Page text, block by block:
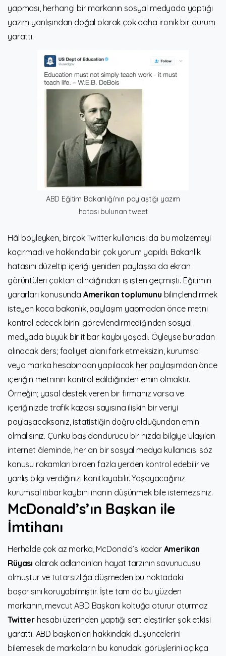
yapması, herhangi bir markanın sosyal medyada yaptığı
yazım yanlışından doğal olarak çok daha ironik bir durum
yarattı.
ABD Eğitim Bakanlığı’nın paylaştığı yazım
hatası bulunan tweet
Hâl böyleyken, birçok Twitter kullanıcısı da bu malzemeyi
kaçırmadı ve hakkında bir çok yorum yapıldı. Bakanlık
hatasını düzeltip içeriği yeniden paylaşsa da ekran
görüntüleri çoktan alındığından iş işten geçmişti. Eğitimin
yararları konusunda Amerikan toplumunu bilinçlendirmek
isteyen koca bakanlık, paylaşım yapmadan önce metni
kontrol edecek birini görevlendirmediğinden sosyal
medyada büyük bir itibar kaybı yaşadı. Öyleyse buradan
alınacak ders; faaliyet alanı fark etmeksizin, kurumsal
veya marka hesabından yapılacak her paylaşımdan önce
içeriğin metninin kontrol edildiğinden emin olmaktır.
Örneğin; yasal destek veren bir firmanız varsa ve
içeriğinizde trafik kazası sayısına ilişkin bir veriyi
paylaşacaksanız, istatistiğin doğru olduğundan emin
olmalısınız. Çünkü baş döndürücü bir hızda bilgiye ulaşılan
internet âleminde, her an bir sosyal medya kullanıcısı söz
konusu rakamları birden fazla yerden kontrol edebilir ve
yanlış bilgi verdiğinizi kanıtlayabilir. Yaşayacağınız
kurumsal itibar kaybını inanın düşünmek bile istemezsiniz.
McDonald’s’ın Başkan ile
İmtihanı
Herhalde çok az marka, McDonald’s kadar Amerikan
Rüyası olarak adlandırılan hayat tarzının savunucusu
olmuştur ve tutarsızlığa düşmeden bu noktadaki
başarısını koruyabilmiştir. İşte tam da bu yüzden
markanın, mevcut ABD Başkanı koltuğa oturur oturmaz
Twitterhesabı üzerinden yaptığı sert eleştiriler şok etkisi
yarattı. ABD başkanları hakkındaki düşüncelerini
bilemesek de markaların bu konudaki görüşlerini açıkça